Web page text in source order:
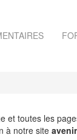
et toutes les
à notre site